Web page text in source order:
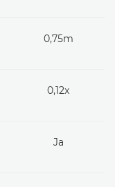
0,75m
0,12x
Ja